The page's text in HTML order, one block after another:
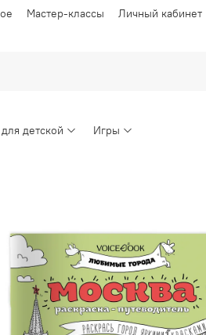
Мастер-классы Личный кабинет
детской Игры